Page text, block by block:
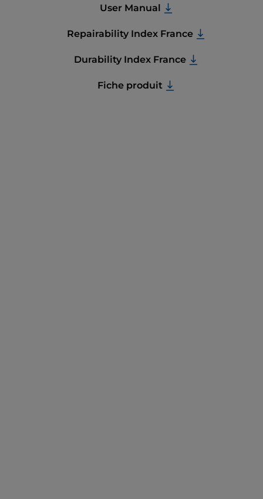
User Manual
Repairability Index France
Durability Index France
Fiche produit